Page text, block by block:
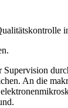
An die